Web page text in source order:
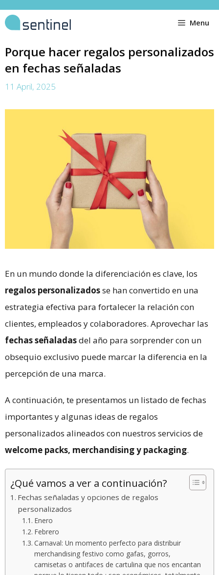
Menu
Porque hacer regalos personalizados
en fechas señaladas
11 April, 2025
En un mundo donde la diferenciación es clave, los
regalos personalizadosse han convertido en una
estrategia efectiva para fortalecer la relación con
clientes, empleados y colaboradores. Aprovechar las
fechas señaladasdel año para sorprender con un
obsequio exclusivo puede marcar la diferencia en la
percepción de una marca.
A continuación, te presentamos un listado de fechas
importantes y algunas ideas de regalos
personalizados alineados con nuestros servicios de
welcome packs, merchandising y packaging.
¿Qué vamos a ver a continuación?
Fechas señaladas y opciones de regalos
personalizados
Enero
Febrero
Carnaval: Un momento perfecto para distribuir
merchandising festivo como gafas, gorros,
camisetas o antifaces de cartulina que nos encantan